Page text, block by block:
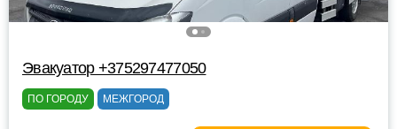
Эвакуатор +375297477050
ПО ГОРОДУ МЕЖГОРОД